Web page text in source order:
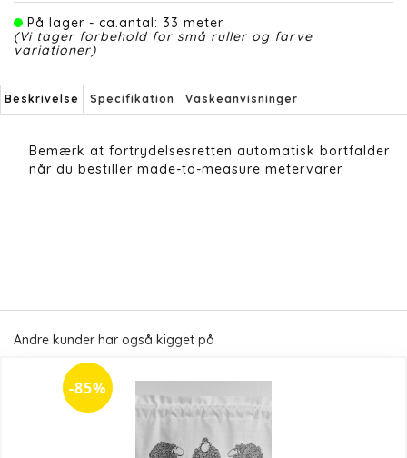
På lager - ca.antal: 33 meter.
(Vi tager forbehold for små ruller og farve
variationer)
Beskrivelse Specifikation Vaskeanvisninger
Bemærk at fortrydelsesretten automatisk bortfalder
når du bestiller made-to-measure metervarer.
Andre kunder har også kigget på
-85%